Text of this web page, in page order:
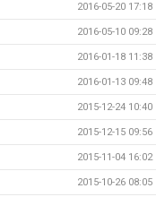
2016-05-20 17:18
2016-05-10 09:28
2016-01-18 11:38
2016-01-13 09:48
2015-12-24 10:40
2015-12-15 09:56
2015-11-04 16:02
2015-10-26 08:05